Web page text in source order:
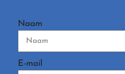
Naam
E-mail